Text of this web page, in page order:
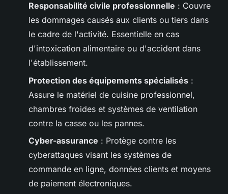
Responsabilité civile professionnelle : Couvre
les dommages causés aux clients ou tiers dans
le cadre de l'activité. Essentielle en cas
d'intoxication alimentaire ou d'accident dans
l'établissement.
Protection des équipements spécialisés :
Assure le matériel de cuisine professionnel,
chambres froides et systèmes de ventilation
contre la casse ou les pannes.
Cyber-assurance : Protège contre les
cyberattaques visant les systèmes de
commande en ligne, données clients et moyens
de paiement électroniques.